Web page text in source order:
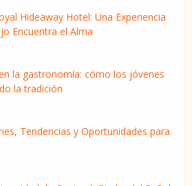
Hideaway Hotel: Una Experiencia
Encuentra el Alma
la gastronomía: cómo los jóvenes
la tradición
Tendencias y Oportunidades para